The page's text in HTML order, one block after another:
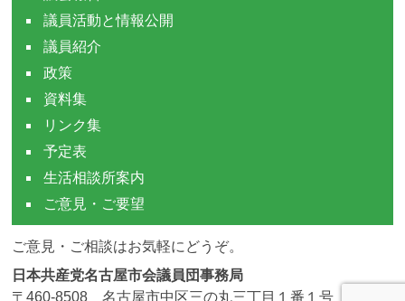
議員活動と情報公開
議員紹介
政策
資料集
リンク集
予定表
生活相談所案内
ご意見・ご要望
ご意見・ご相談はお気軽にどうぞ。
日本共産党名古屋市会議員団事務局
〒460-8508 名古屋市中区三の丸三丁目１番１号 市役所